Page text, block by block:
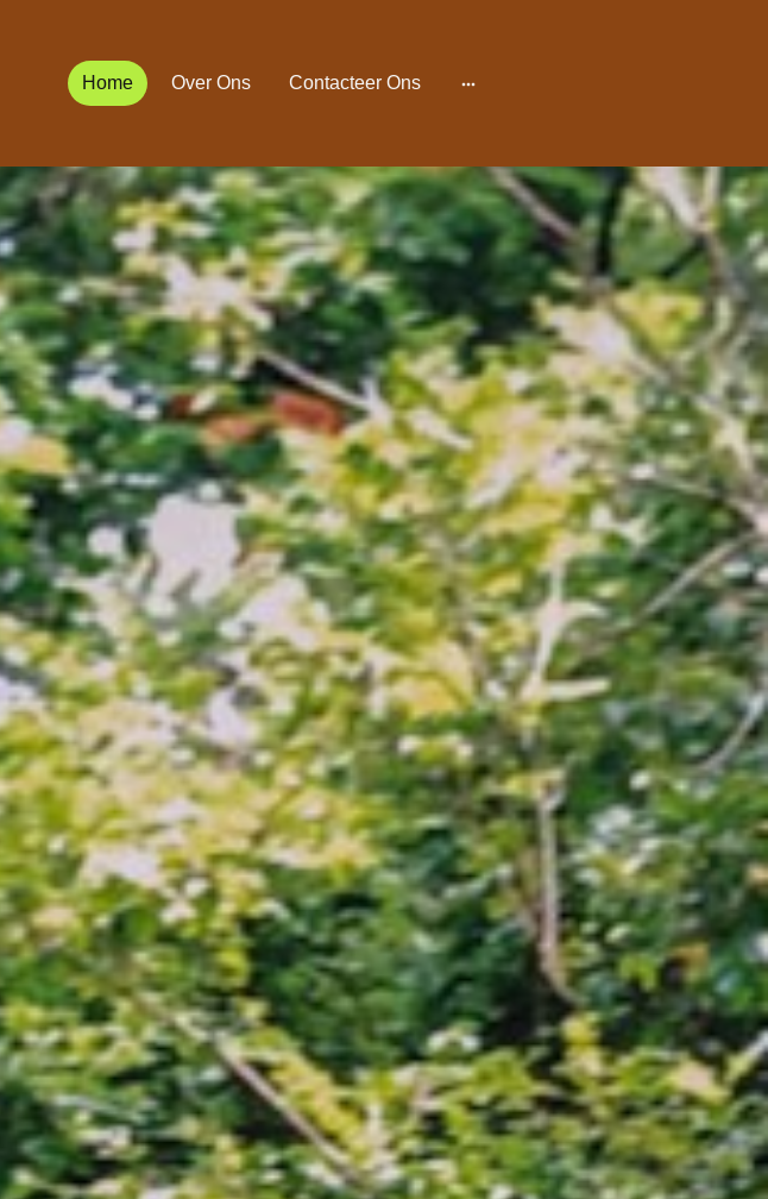
Home Over Ons Contacteer Ons